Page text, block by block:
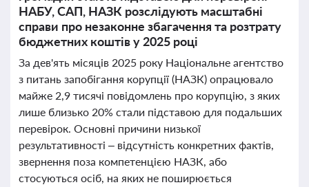
НАБУ, САП, НАЗК розслідують масштабні
справи про незаконне збагачення та розтрату
бюджетних коштів у 2025 році
За дев'ять місяців 2025 року Національне агентство
з питань запобігання корупції (НАЗК) опрацювало
майже 2,9 тисячі повідомлень про корупцію, з яких
лише близько 20% стали підставою для подальших
перевірок. Основні причини низької
результативності – відсутність конкретних фактів,
звернення поза компетенцією НАЗК, або
стосуються осіб, на яких не поширюється